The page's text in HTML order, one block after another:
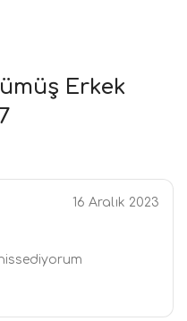
Erkek
16 Aralık 2023